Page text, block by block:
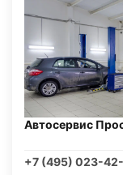
Автосервис
+7 (495) 023-